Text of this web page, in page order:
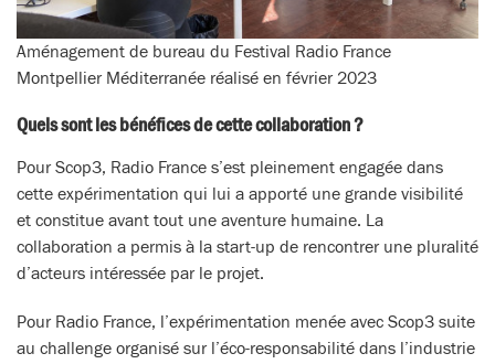
Aménagement de bureau du Festival Radio France
Montpellier Méditerranée réalisé en février 2023
Quels sont les bénéfices de cette collaboration ?
Pour Scop3, Radio France s’est pleinement engagée dans
cette expérimentation qui lui a apporté une grande visibilité
et constitue avant tout une aventure humaine. La
collaboration a permis à la start-up de rencontrer une pluralité
d’acteurs intéressée par le projet.
Pour Radio France, l’expérimentation menée avec Scop3 suite
au challenge organisé sur l’éco-responsabilité dans l’industrie